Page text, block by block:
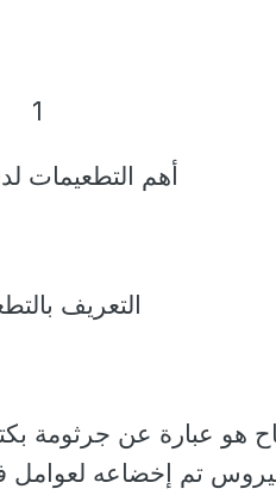
1
أهم التطعيمات
التعريف
هو عبارة عن جرثومة
فيروس تم إخضاعه لعوامل